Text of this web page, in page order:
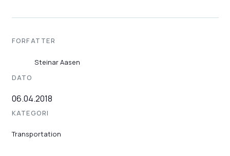
FORFATTER
Steinar Aasen
DATO
06.04.2018
KATEGORI
Transportation